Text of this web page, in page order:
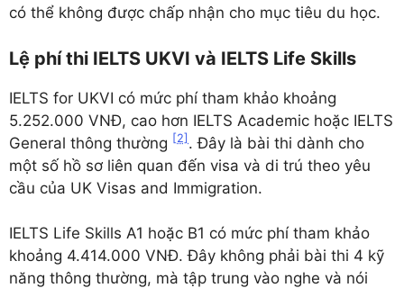
có thể không được chấp nhận cho mục tiêu du học.
Lệ phí thi IELTS UKVI và IELTS Life Skills
IELTS for UKVI có mức phí tham khảo khoảng
5.252.000 VNĐ, cao hơn IELTS Academic hoặc IELTS
General thông thường [2] . Đây là bài thi dành cho
một số hồ sơ liên quan đến visa và di trú theo yêu
cầu của UK Visas and Immigration.
IELTS Life Skills A1 hoặc B1 có mức phí tham khảo
khoảng 4.414.000 VNĐ. Đây không phải bài thi 4 kỹ
năng thông thường, mà tập trung vào nghe và nói